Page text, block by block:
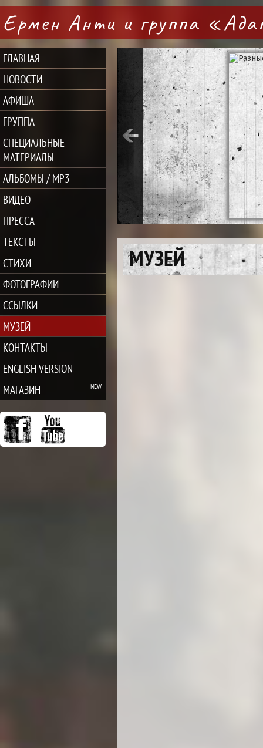
Ермен Анти и группа
ГЛАВНАЯ
НОВОСТИ
АФИША
ГРУППА
СПЕЦИАЛЬНЫЕ
МАТЕРИАЛЫ
АЛЬБОМЫ / MP3
ВИДЕО
ПРЕССА
ТЕКСТЫ
СТИХИ
ФОТОГРАФИИ
ССЫЛКИ
МУЗЕЙ
КОНТАКТЫ
ENGLISH VERSION
МАГАЗИН
МУЗЕЙ